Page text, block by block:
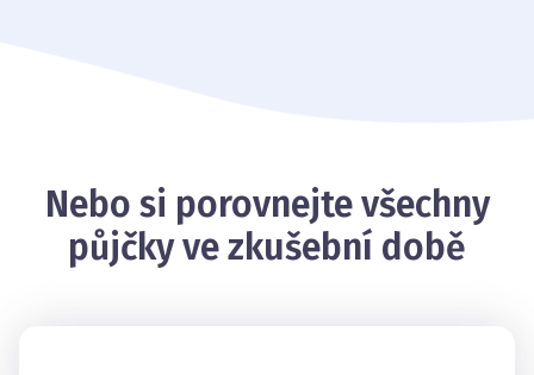
Nebo si porovnejte všechny
půjčky ve zkušební době